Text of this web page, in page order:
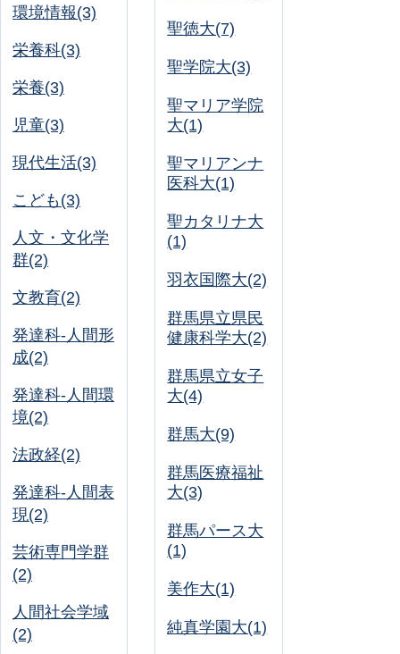
環境情報(3)
栄養科(3)
栄養(3)
児童(3)
現代生活(3)
こども(3)
人文・文化学
群(2)
文教育(2)
発達科-人間形
成(2)
発達科-人間環
境(2)
法政経(2)
発達科-人間表
現(2)
芸術専門学群
(2)
人間社会学域
(2)
聖徳大(7)
聖学院大(3)
聖マリア学院
大(1)
聖マリアンナ
医科大(1)
聖カタリナ大
(1)
羽衣国際大(2)
群馬県立県民
健康科学大(2)
群馬県立女子
大(4)
群馬大(9)
群馬医療福祉
大(3)
群馬パース大
(1)
美作大(1)
純真学園大(1)